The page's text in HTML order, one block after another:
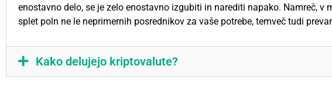
enostavno delo, se je zelo enostavno izgubiti in narediti napako. Namreč,
splet poln ne le neprimernih posrednikov za vaše potrebe, temveč tudi
Kako delujejo kriptovalute?